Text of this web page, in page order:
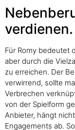
verdienen.
Für Romy bedeutet
aber durch die
zu erreichen. Der
verwirrend, sollte
Verbrechen
von der Spielform
Anbieter, hängt
Engagements ab.